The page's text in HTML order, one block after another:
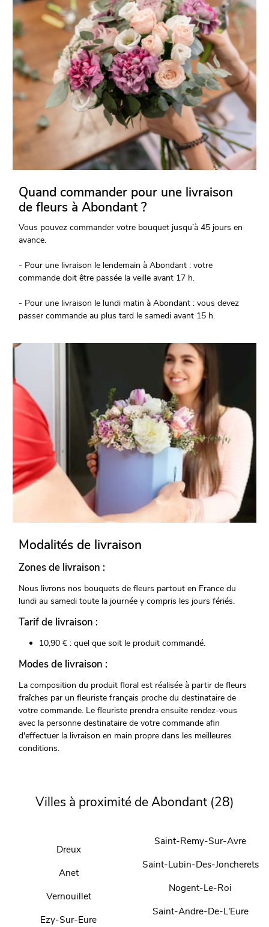
Quand commander pour une livraison
de fleurs à Abondant ?
Vous pouvez commander votre bouquet jusqu’à 45 jours en
avance.
- Pour une livraison le lendemain à Abondant : votre
commande doit être passée la veille avant 17 h.
- Pour une livraison le lundi matin à Abondant : vous devez
passer commande au plus tard le samedi avant 15 h.
Modalités de livraison
Zones de livraison :
Nous livrons nos bouquets de fleurs partout en France du
lundi au samedi toute la journée y compris les jours fériés.
Tarif de livraison :
10,90 € : quel que soit le produit commandé.
Modes de livraison :
La composition du produit floral est réalisée à partir de fleurs
fraîches par un fleuriste français proche du destinataire de
votre commande. Le fleuriste prendra ensuite rendez-vous
avec la personne destinataire de votre commande afin
d'effectuer la livraison en main propre dans les meilleures
conditions.
Villes à proximité de Abondant (28)
Dreux
Anet
Vernouillet
Ezy-Sur-Eure
Saint-Remy-Sur-Avre
Saint-Lubin-Des-Joncherets
Nogent-Le-Roi
Saint-Andre-De-L'Eure